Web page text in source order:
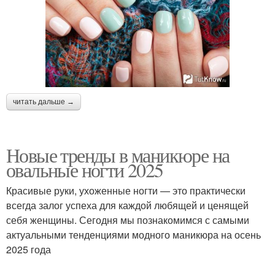
читать дальше →
Новые тренды в маникюре на
овальные ногти 2025
Красивые руки, ухоженные ногти — это практически
всегда залог успеха для каждой любящей и ценящей
себя женщины. Сегодня мы познакомимся с самыми
актуальными тенденциями модного маникюра на осень
2025 года